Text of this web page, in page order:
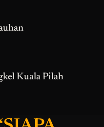
Kuala Pilah